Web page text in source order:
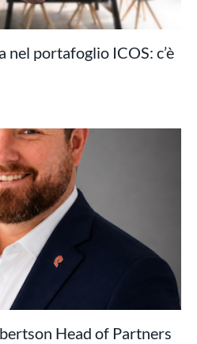
portafoglio ICOS: c’è
Head of Partners